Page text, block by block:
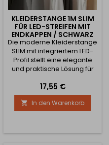
KLEIDERSTANGE 1M SLIM
FÜR LED-STREIFEN MIT
ENDKAPPEN / SCHWARZ
MATT
Die moderne Kleiderstange
SLIM mit integriertem LED-
Profil stellt eine elegante
und praktische Lösung für
Einbauschränke und
Aufbewahrungsräume dar.
Sie kombiniert die Funktion
einer klassischen
Möglichkeit, einen LED-
Preis
17,55 €
 In den Warenkorb